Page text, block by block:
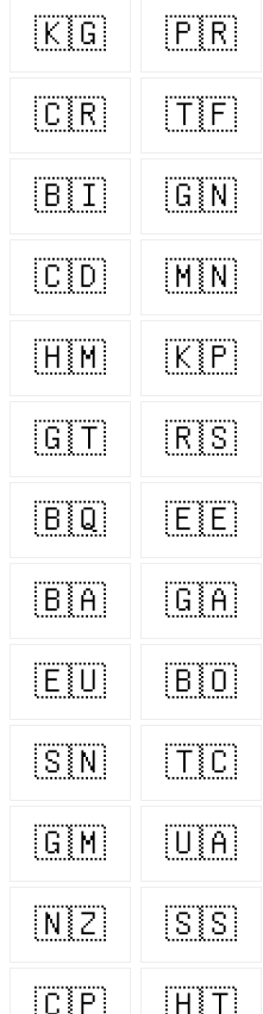
🇰🇬 🇵🇷
🇨🇷 🇹🇫
🇧🇮 🇬🇳
🇨🇩 🇲🇳
🇭🇲 🇰🇵
🇬🇹 🇷🇸
🇧🇶 🇪🇪
🇧🇦 🇬🇦
🇪🇺 🇧🇴
🇸🇳 🇹🇨
🇬🇲 🇺🇦
🇳🇿 🇸🇸
🇨🇵 🇭🇹